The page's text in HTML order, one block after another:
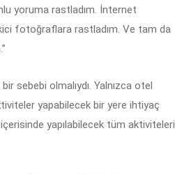
yoruma rastladım. İnternet
fotoğraflara rastladım. Ve tam da
sebebi olmalıydı. Yalnızca otel
yapabilecek bir yere ihtiyaç
yapılabilecek tüm aktiviteleri